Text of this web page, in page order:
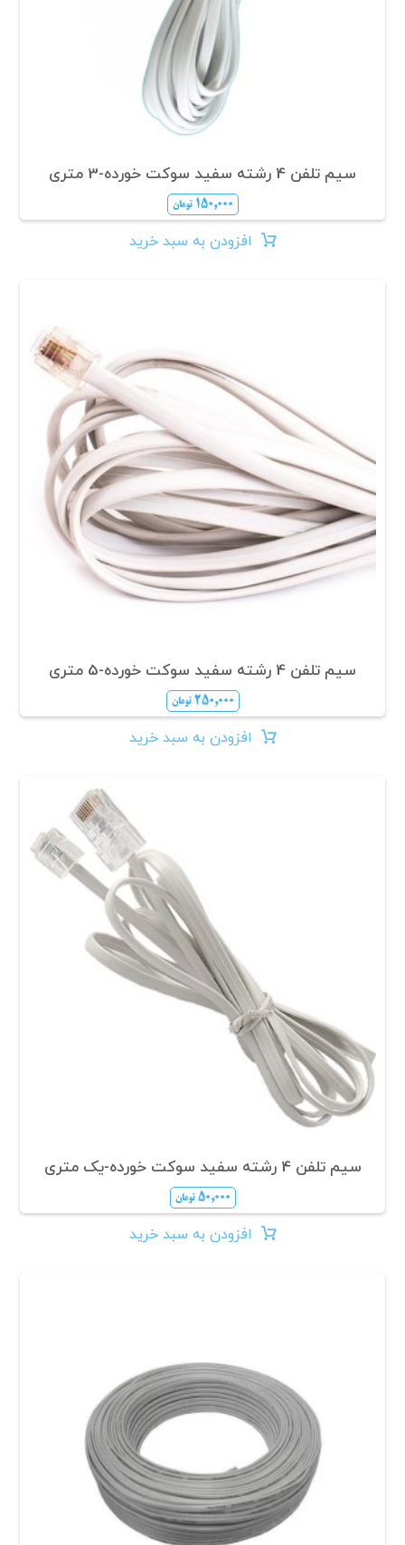
سیم تلفن 4 رشته سفید سوکت خورده-3 متری
۱۵۰,۰۰۰ تومان
افزودن به سبد خرید
سیم تلفن 4 رشته سفید سوکت خورده-5 متری
۲۵۰,۰۰۰ تومان
افزودن به سبد خرید
سیم تلفن 4 رشته سفید سوکت خورده-یک متری
۵۰,۰۰۰ تومان
افزودن به سبد خرید